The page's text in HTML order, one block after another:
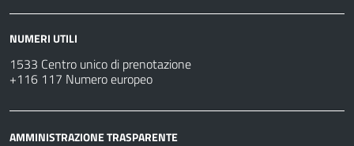
NUMERI UTILI
1533 Centro unico di prenotazione
+116 117 Numero europeo
AMMINISTRAZIONE TRASPARENTE